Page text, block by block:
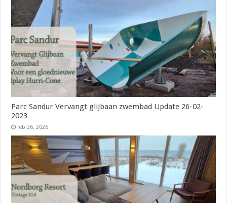
Parc Sandur Vervangt glijbaan zwembad Update 26-02-
2023
feb 26, 2026